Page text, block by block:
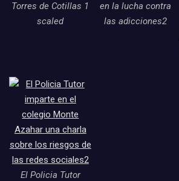
Torres de Cotillas 1
scaled
en la lucha contra
las adicciones2
El Policia Tutor